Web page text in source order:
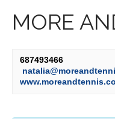
MORE
687493466